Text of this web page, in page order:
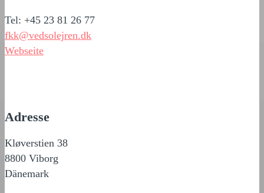
Tel: +45 23 81 26 77
fkk@vedsolejren.dk
Webseite
Adresse
Kløverstien 38
8800 Viborg
Dänemark